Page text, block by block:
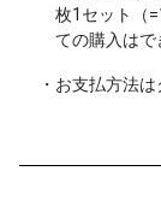
枚1セット（
ての購入はで
・お支払方法